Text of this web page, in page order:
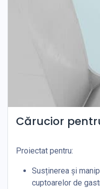
Cărucior
Proiectat pentru:
Susținerea și
cuptoarelor de